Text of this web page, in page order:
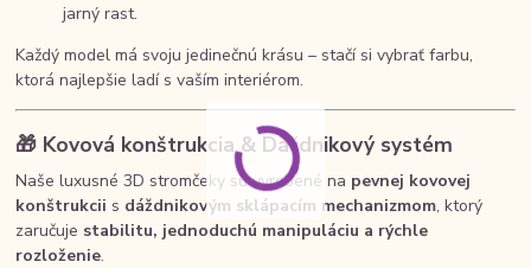
jarný rast.
Každý model má svoju jedinečnú krásu – stačí si vybrať farbu,
ktorá najlepšie ladí s vaším interiérom.
🎁 Kovová konštrukcia & Dáždnikový systém
Naše luxusné 3D stromčeky sú vyrobené na pevnej kovovej
konštrukcii s dáždnikovým sklápacím mechanizmom, ktorý
zaručuje stabilitu, jednoduchú manipuláciu a rýchle
rozloženie.